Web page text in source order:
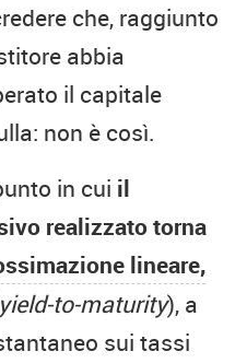
che, raggiunto
abbia
il capitale
non è così.
in cui il
realizzato torna
lineare,
yield-to-maturity), a
sui tassi